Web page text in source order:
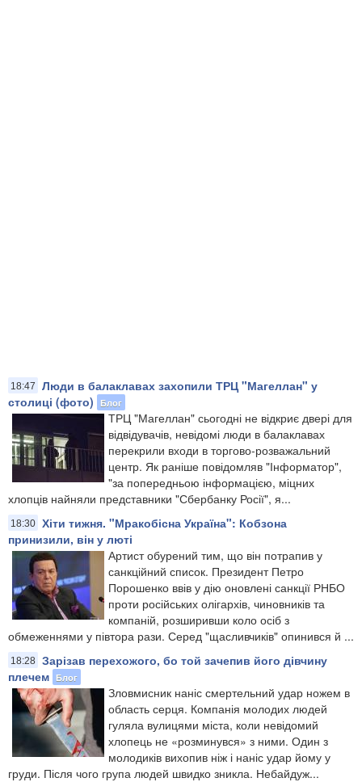
18:47
Люди в балаклавах захопили ТРЦ "Магеллан" у
столиці (фото)
Блог
ТРЦ "Магеллан" сьогодні не відкриє двері для
відвідувачів, невідомі люди в балаклавах
перекрили входи в торгово-розважальний
центр. Як раніше повідомляв "Інформатор",
"за попередньою інформацією, міцних
хлопців найняли представники "Сбербанку Росії", я...
18:30 Хіти тижня. "Мракобісна Україна": Кобзона
принизили, він у люті
Артист обурений тим, що він потрапив у
санкційний список. Президент Петро
Порошенко ввів у дію оновлені санкції РНБО
проти російських олігархів, чиновників та
компаній, розширивши коло осіб з
обмеженнями у півтора рази. Серед "щасливчиків" опинився й ...
18:28 Зарізав перехожого, бо той зачепив його дівчину
плечем Блог
Зловмисник наніс смертельний удар ножем в
область серця. Компанія молодих людей
гуляла вулицями міста, коли невідомий
хлопець не «розминувся» з ними. Один з
молодиків вихопив ніж і наніс удар йому у
груди. Після чого група людей швидко зникла. Небайдуж...